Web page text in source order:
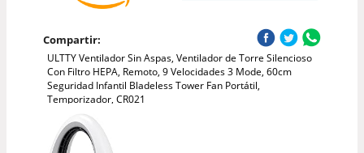
Compartir:
ULTTY Ventilador Sin Aspas, Ventilador de Torre Silencioso
Con Filtro HEPA, Remoto, 9 Velocidades 3 Mode, 60cm
Seguridad Infantil Bladeless Tower Fan Portátil,
Temporizador, CR021